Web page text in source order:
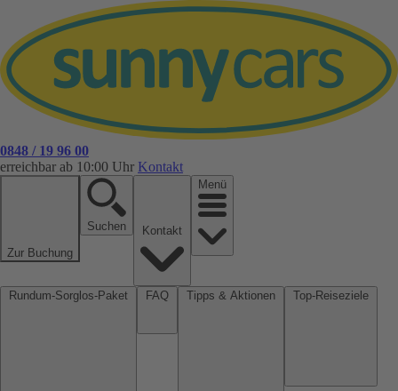
0848 / 19 96 00
erreichbar ab 10:00 Uhr Kontakt
Zur Buchung
Suchen
Menü